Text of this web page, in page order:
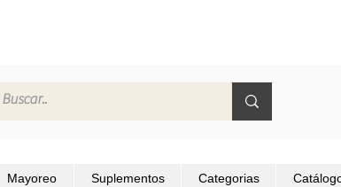
Mayoreo Suplementos Categorias